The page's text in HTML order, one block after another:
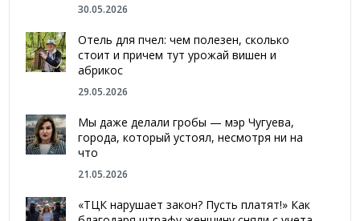
30.05.2026
Отель для пчел: чем полезен, сколько
стоит и причем тут урожай вишен и
абрикос
29.05.2026
Мы даже делали гробы — мэр Чугуева,
города, который устоял, несмотря ни на
что
21.05.2026
«ТЦК нарушает закон? Пусть платят!» Как